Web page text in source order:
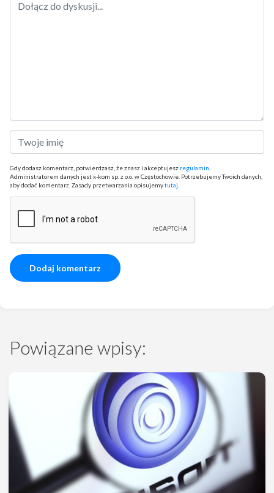
Gdy dodasz komentarz, potwierdzasz, że znasz i akceptujesz regulamin
Administratorem danych jest x-kom sp. z o.o. w Częstochowie. Potrzebujemy Twoich danych,
aby dodać komentarz. Zasady przetwarzania opisujemytutaj
Powiązane wpisy: